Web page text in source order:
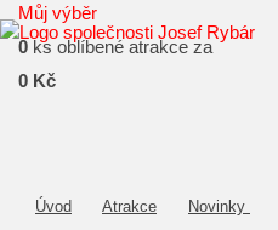
Můj výběr
0 ks oblíbené atrakce za
0 Kč
Úvod Atrakce Novinky